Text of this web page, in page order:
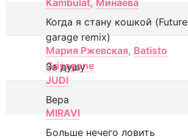
Kambulat, Минаева
Когда я стану кошкой (Future
garage remix)
Мария Ржевская, Batisto
Grisagone
За душу
JUDI
Вера
MIRAVI
Больше нечего ловить